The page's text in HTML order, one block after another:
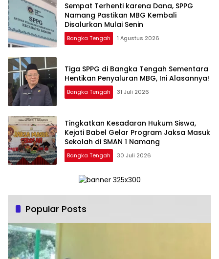
‎Sempat Terhenti karena Dana, SPPG
Namang Pastikan MBG Kembali
Disalurkan Mulai Senin
Bangka Tengah 1 Agustus 2026
‎Tiga SPPG di Bangka Tengah Sementara
Bangka Tengah 31 Juli 2026
Tingkatkan Kesadaran Hukum Siswa,
Kejati Babel Gelar Program Jaksa Masuk
Sekolah di SMAN 1 Namang
Bangka Tengah 30 Juli 2026
Popular Posts